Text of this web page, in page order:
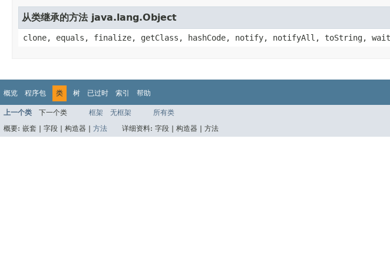
从类继承的方法 java.lang.Object
clone, equals, finalize, getClass, hashCode, notify, notifyAll, toString,
概览 程序包 类 树 已过时 索引 帮助
上一个类 下一个类 框架 无框架
所有类
概要: 嵌套 | 字段 | 构造器 | 方法 详细资料: 字段 | 构造器 | 方法